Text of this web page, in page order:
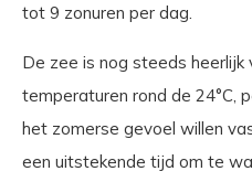
tot 9 zonuren per dag.
De zee is nog steeds heerlijk
temperaturen rond de 24°C,
het zomerse gevoel willen
een uitstekende tijd om te